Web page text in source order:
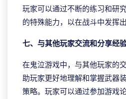
玩家可以通过不断的练习和研
的特殊能力，以在战斗中发挥
七、与其他玩家交流和分享经
在鬼泣游戏中，与其他玩家的
助玩家更好地理解和掌握武器
策略。玩家可以通过参加游戏